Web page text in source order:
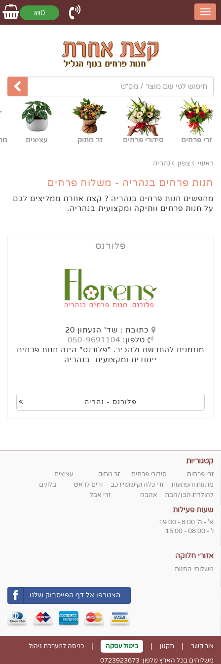
₪0
זרי פרחים סידורי פרחים זר מתוק עציצים
ראשי צפון נהריה
חנות פרחים בנהריה - משלוח פרחים
מחפשים חנות פרחים בנהריה ? קצת אחרת ממליצים לכם
על חנות פרחים וותיקה ומקצועית בנהריה.
פלורנס
כתובת : שד' הגעתון 20
טלפון: 050-9691104
מוזמנים להתרשם ולהכיר. "פלורנס" הינה חנות פרחים
ייחודית ומקצועית בנהריה
פלורנס - נהריה
קטגוריות
זרי פרחים סידורי פרחים זר מתוק
עציצים
מתנות והפתעות
זרי כלה וקישוטי רכב זרים לראש
בלונים
להולדת הבן/הבת
אהבה זרי אבל
שעות פעילות
א' - ה' 8:00 - 19.00
ו' - 08:00 - 15:00
אזורי חלוקה
משלוחי החנות
הצטרפו אל דף הפייסבוק שלנו
צור קשר | תקנון | ביטול עסקה |
כניסה למערכת ניהול
משלוחים בכל הארץ טלפון: 0723923673